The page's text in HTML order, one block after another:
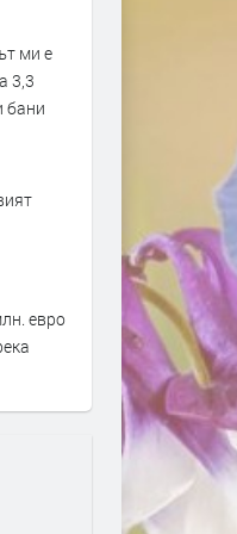
18-годишен е задържан
смъртта на чичо си
ми е
3,3
бани
евро